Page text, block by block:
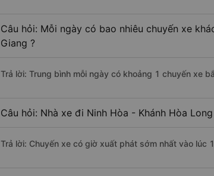
Câu hỏi: Mỗi ngày có bao nhiêu chuyến xe
Giang ?
Trả lời: Trung bình mỗi ngày có khoảng 1 chuyến xe
Câu hỏi: Nhà xe đi Ninh Hòa - Khánh Hòa
Trả lời: Chuyến xe có giờ xuất phát sớm nhất vào lúc